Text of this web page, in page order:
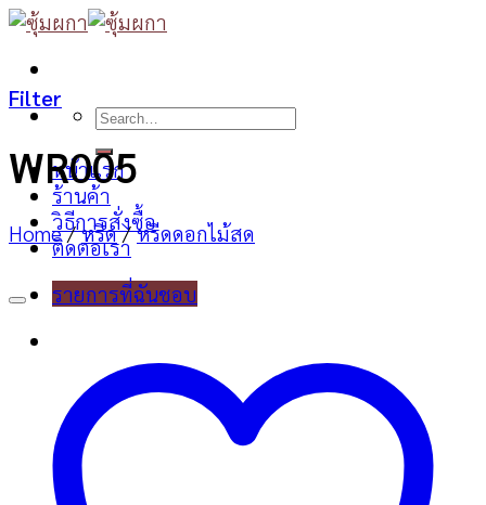
Skip
content
Search
หน้าแรก
ร้านค้า
วิธีการสั่งซื้อ
ติดต่อเรา
รายการที่ฉันชอบ
Filter
WR005
Home / หรีด / หรีดดอกไม้สด